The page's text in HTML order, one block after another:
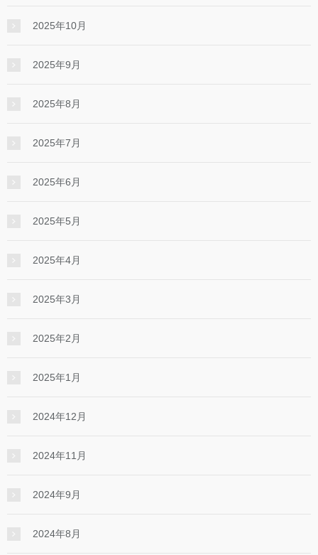
2025年10月
2025年9月
2025年8月
2025年7月
2025年6月
2025年5月
2025年4月
2025年3月
2025年2月
2025年1月
2024年12月
2024年11月
2024年9月
2024年8月